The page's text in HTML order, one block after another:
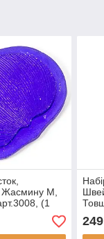
Жасмину М,
(1
м/
249